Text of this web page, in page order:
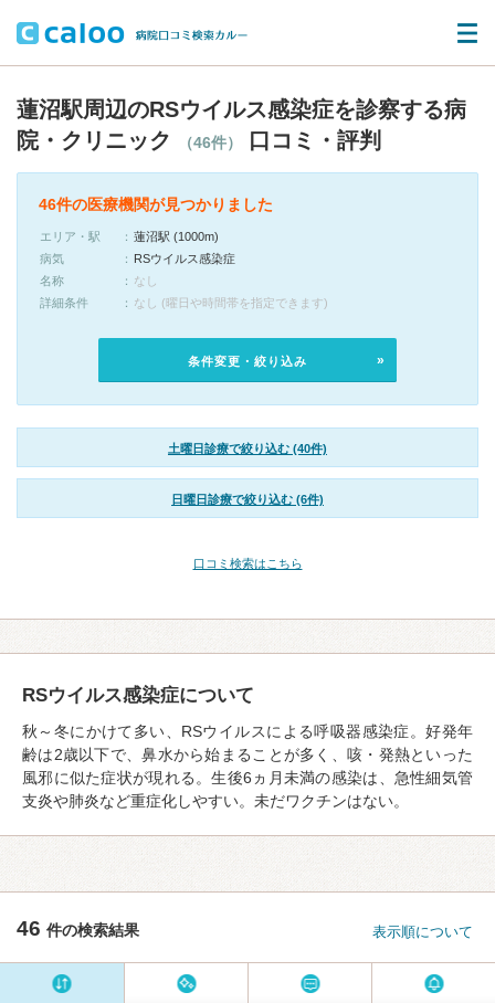
蓮沼駅周辺のRSウイルス感染症を診察する病
院・クリニック
（46件） 口コミ・評判
46件の医療機関が見つかりました
エリア・駅
蓮沼駅 (1000m)
病気
RSウイルス感染症
名称
なし
詳細条件
なし (曜日や時間帯を指定できます)
条件変更・絞り込み
土曜日診療で絞り込む (40件)
日曜日診療で絞り込む (6件)
口コミ検索はこちら
RSウイルス感染症について
秋～冬にかけて多い、RSウイルスによる呼吸器感染症。好発年
齢は2歳以下で、鼻水から始まることが多く、咳・発熱といった
風邪に似た症状が現れる。生後6ヵ月未満の感染は、急性細気管
支炎や肺炎など重症化しやすい。未だワクチンはない。
46 件の検索結果 表示順について